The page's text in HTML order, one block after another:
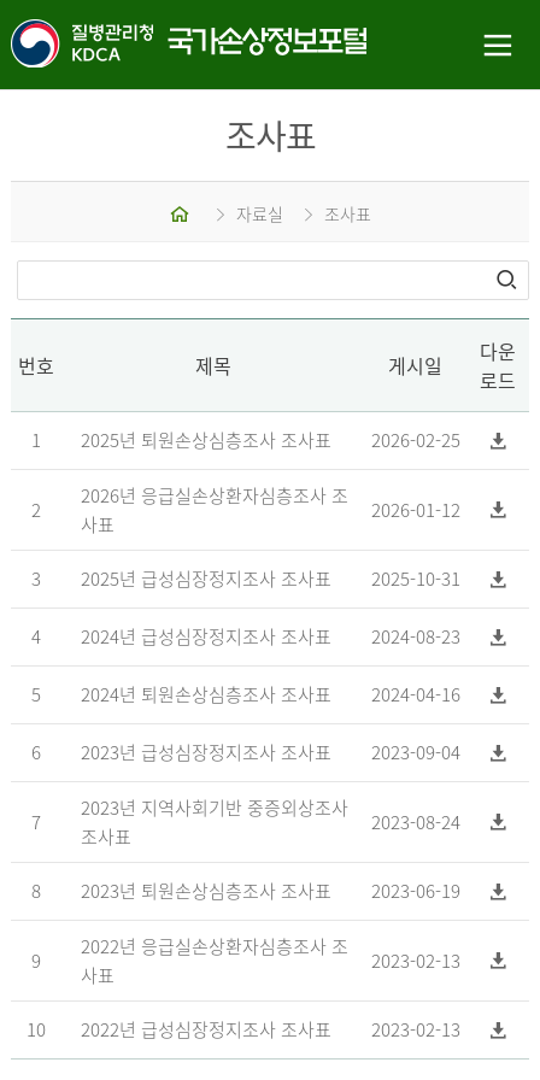
조사표
홈 자료실 조사표
번호 제목 게시일
다운
로드
1 2025년 퇴원손상심층조사 조사표 2026-02-25
2
2026년 응급실손상환자심층조사 조
사표
2026-01-12
3 2025년 급성심장정지조사 조사표 2025-10-31
4 2024년 급성심장정지조사 조사표 2024-08-23
5 2024년 퇴원손상심층조사 조사표 2024-04-16
6 2023년 급성심장정지조사 조사표 2023-09-04
7
2023년 지역사회기반 중증외상조사
조사표
2023-08-24
8 2023년 퇴원손상심층조사 조사표 2023-06-19
9
2022년 응급실손상환자심층조사 조
사표
2023-02-13
10 2022년 급성심장정지조사 조사표 2023-02-13